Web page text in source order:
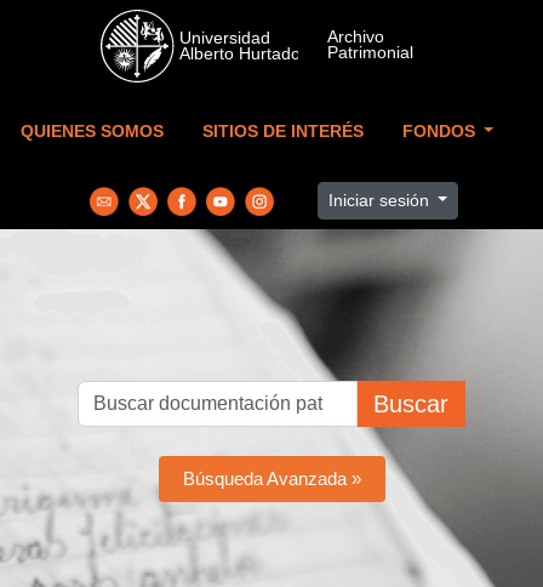
Skip to main content
QUIENES SOMOS SITIOS DE INTERÉS FONDOS
Iniciar sesión
Buscar
Búsqueda Avanzada »